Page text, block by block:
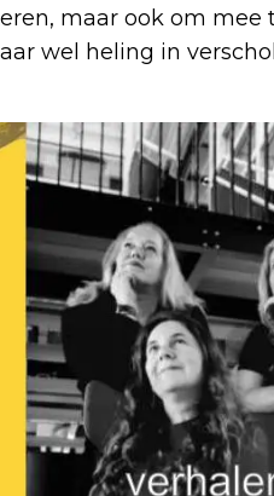
maar ook om mee
wel heling in